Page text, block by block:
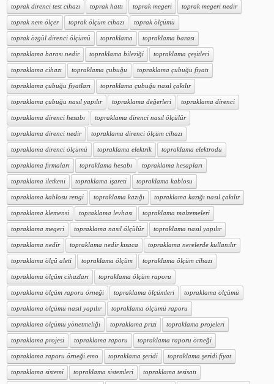
toprak direnci test cihazı toprak hattı toprak megeri toprak megeri nedir
toprak nem ölçer toprak ölçüm cihazı toprak ölçümü
toprak özgül direnci ölçümü topraklama topraklama barası
topraklama barası nedir topraklama bileziği topraklama çeşitleri
topraklama cihazı topraklama çubuğu topraklama çubuğu fiyatı
topraklama çubuğu fiyatları topraklama çubuğu nasıl çakılır
topraklama çubuğu nasıl yapılır topraklama değerleri topraklama direnci
topraklama direnci hesabı topraklama direnci nasıl ölçülür
topraklama direnci nedir topraklama direnci ölçüm cihazı
topraklama direnci ölçümü topraklama elektrik topraklama elektrodu
topraklama firmaları topraklama hesabı topraklama hesapları
topraklama iletkeni topraklama işareti topraklama kablosu
topraklama kablosu rengi topraklama kazığı topraklama kazığı nasıl çakılır
topraklama klemensi topraklama levhası topraklama malzemeleri
topraklama megeri topraklama nasıl ölçülür topraklama nasıl yapılır
topraklama nedir topraklama nedir kısaca topraklama nerelerde kullanılır
topraklama ölçü aleti topraklama ölçüm topraklama ölçüm cihazı
topraklama ölçüm cihazları topraklama ölçüm raporu
topraklama ölçüm raporu örneği topraklama ölçümleri topraklama ölçümü
topraklama ölçümü nasıl yapılır topraklama ölçümü raporu
topraklama ölçümü yönetmeliği topraklama prizi topraklama projeleri
topraklama projesi topraklama raporu topraklama raporu örneği
topraklama raporu örneği emo topraklama şeridi topraklama şeridi fiyat
topraklama sistemi topraklama sistemleri topraklama tesisatı